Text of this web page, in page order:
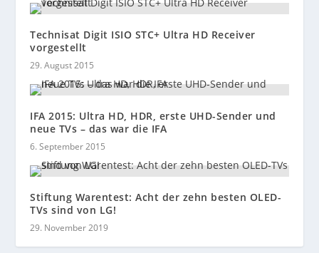
Technisat Digit ISIO STC+ Ultra HD Receiver
vorgestellt
29. August 2015
IFA 2015: Ultra HD, HDR, erste UHD-Sender und
neue TVs – das war die IFA
6. September 2015
Stiftung Warentest: Acht der zehn besten OLED-
TVs sind von LG!
29. November 2019